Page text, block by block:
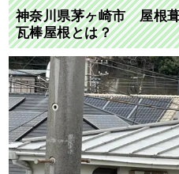
神奈川県茅ヶ崎市 屋根
瓦棒屋根とは？